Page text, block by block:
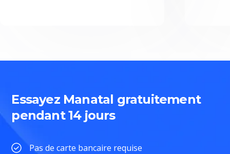
Essayez Manatal gratuitement
pendant 14 jours
Pas de carte bancaire requise